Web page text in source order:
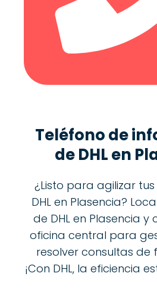
Teléfono de
de DHL en
¿Listo para agilizar
DHL en Plasencia?
de DHL en Plasencia
oficina central para
resolver consultas de
¡Con DHL, la eficiencia